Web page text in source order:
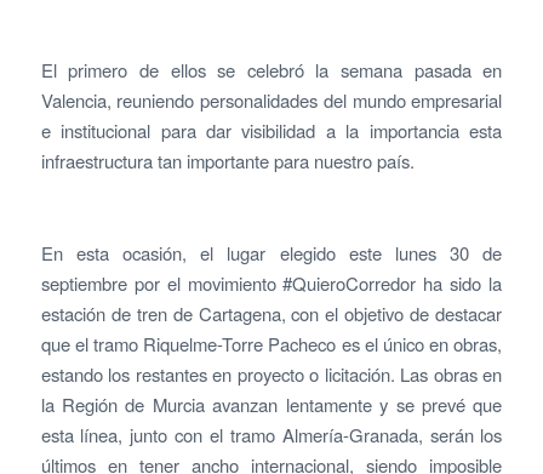
El primero de ellos se celebró la semana pasada en
Valencia, reuniendo personalidades del mundo empresarial
e institucional para dar visibilidad a la importancia esta
infraestructura tan importante para nuestro país.
En esta ocasión, el lugar elegido este lunes 30 de
septiembre por el movimiento #QuieroCorredor ha sido la
estación de tren de Cartagena, con el objetivo de destacar
que el tramo Riquelme-Torre Pacheco es el único en obras,
estando los restantes en proyecto o licitación. Las obras en
la Región de Murcia avanzan lentamente y se prevé que
esta línea, junto con el tramo Almería-Granada, serán los
últimos en tener ancho internacional, siendo imposible